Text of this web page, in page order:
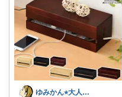
ゆみかん⭐︎大人の暮らし研究室